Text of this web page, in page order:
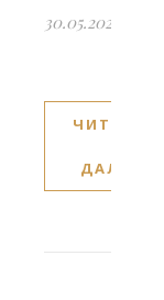
30.05.2024
ЧИТАТЬ
ДАЛЕЕ